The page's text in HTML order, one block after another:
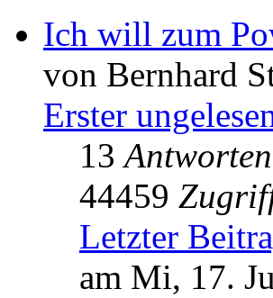
Ich will zum
von Bernhard
Erster
13Antworten
44459
Letzter
am Mi, 17.